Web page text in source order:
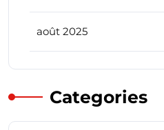
août 2025
Categories